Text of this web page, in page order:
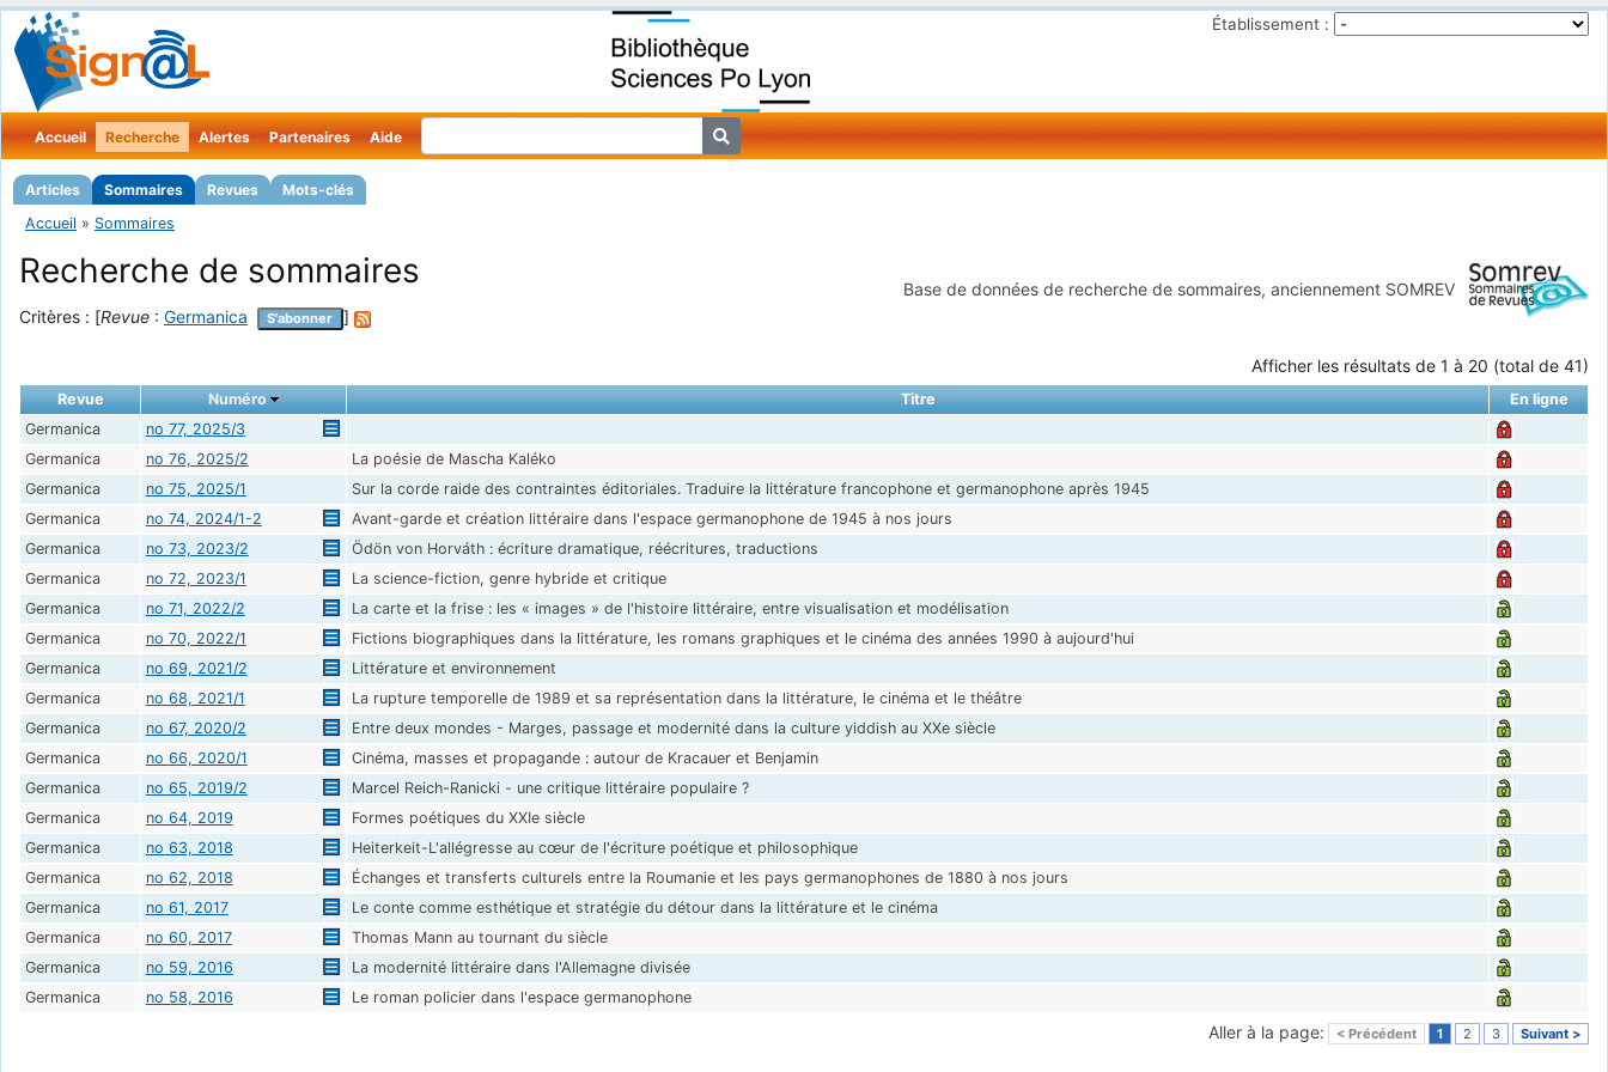
Établissement :
Accueil Recherche
Articles Sommaires Revues Mots-clés
Alertes Partenaires Aide
Accueil » Sommaires
Base de données de recherche de sommaires, anciennement SOMREV
Recherche de sommaires
Critères : [Revue : Germanica S'abonner ]
Afficher les résultats de 1 à 20 (total de 41)
Revue Numéro Titre
En ligne
Germanica
no 77, 2025/3
Germanica
no 76, 2025/2
La poésie de Mascha Kaléko
Germanica
no 75, 2025/1
Sur la corde raide des contraintes éditoriales. Traduire la littérature francophone et germanophone après 1945
Germanica
no 74, 2024/1-2
Avant-garde et création littéraire dans l'espace germanophone de 1945 à nos jours
Germanica
no 73, 2023/2
Ödön von Horváth : écriture dramatique, réécritures, traductions
Germanica
no 72, 2023/1
La science-fiction, genre hybride et critique
Germanica
no 71, 2022/2
La carte et la frise : les « images » de l'histoire littéraire, entre visualisation et modélisation
Germanica
no 70, 2022/1
Fictions biographiques dans la littérature, les romans graphiques et le cinéma des années 1990 à aujourd'hui
Germanica
no 69, 2021/2
Littérature et environnement
Germanica
no 68, 2021/1
La rupture temporelle de 1989 et sa représentation dans la littérature, le cinéma et le théâtre
Germanica
no 67, 2020/2
Entre deux mondes - Marges, passage et modernité dans la culture yiddish au XXe siècle
Germanica
no 66, 2020/1
Cinéma, masses et propagande : autour de Kracauer et Benjamin
Germanica
no 65, 2019/2
Marcel Reich-Ranicki - une critique littéraire populaire ?
Germanica
no 64, 2019
Formes poétiques du XXIe siècle
Germanica
no 63, 2018
Heiterkeit-L'allégresse au cœur de l'écriture poétique et philosophique
Germanica
no 62, 2018
Échanges et transferts culturels entre la Roumanie et les pays germanophones de 1880 à nos jours
Germanica
no 61, 2017
Le conte comme esthétique et stratégie du détour dans la littérature et le cinéma
Germanica
no 60, 2017
Thomas Mann au tournant du siècle
Germanica
no 59, 2016
La modernité littéraire dans l'Allemagne divisée
Germanica
no 58, 2016 Le roman policier dans l'espace germanophone
Aller à la page: < Précédent 1 2 3 Suivant >